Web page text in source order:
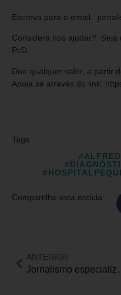
Escreva para o email:
Considera nos ajudar? Seja
PcD.
Doe qualquer valor, a partir
Apoia.se através do link:
Tags
Compartilhe esta notícia:
ANTERIOR
Jornalismo